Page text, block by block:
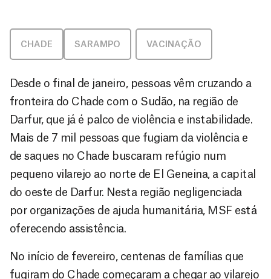
CHADE SARAMPO VACINAÇÃO
Desde o final de janeiro, pessoas vêm cruzando a
fronteira do Chade com o Sudão, na região de
Darfur, que já é palco de violência e instabilidade.
Mais de 7 mil pessoas que fugiam da violência e
de saques no Chade buscaram refúgio num
pequeno vilarejo ao norte de El Geneina, a capital
do oeste de Darfur. Nesta região negligenciada
por organizações de ajuda humanitária, MSF está
oferecendo assistência.
No início de fevereiro, centenas de famílias que
fugiram do Chade começaram a chegar ao vilarejo